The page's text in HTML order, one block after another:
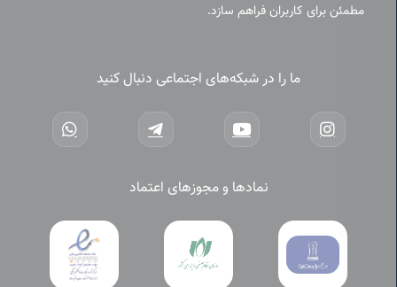
مطمئن برای کاربران فراهم سازد.
ما را در شبکه‌های اجتماعی دنبال کنید
نمادها و مجوزهای اعتماد